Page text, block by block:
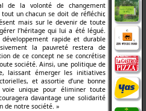
de la volonté de changement
un chacun se doit de réfléchir,
mais sur le devenir de toute
l’héritage qui lui a été légué.
rapide et durable
la pauvreté restera de
de ce concept ne se concrétise
société. Ainsi, une politique de
laissant émerger les initiatives
et assortie d’une bonne
voie unique pour éliminer toute
davantage une solidarité
de notre société. »